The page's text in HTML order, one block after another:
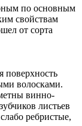
по основным
свойствам
от сорта
волосками.
винно-
листьев
ребристые,